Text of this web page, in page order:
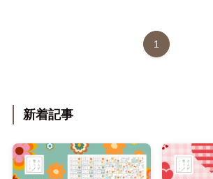
1
新着記事